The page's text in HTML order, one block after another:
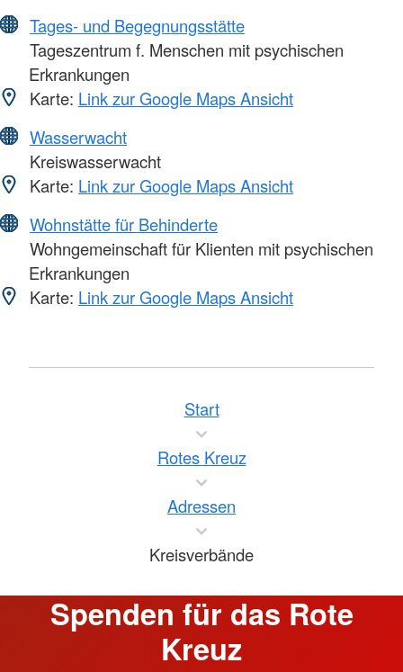
Tages- und Begegnungsstätte
Tageszentrum f. Menschen mit psychischen
Erkrankungen
Karte: Link zur Google Maps Ansicht
Wasserwacht
Kreiswasserwacht
Karte: Link zur Google Maps Ansicht
Wohnstätte für Behinderte
Wohngemeinschaft für Klienten mit psychischen
Erkrankungen
Karte: Link zur Google Maps Ansicht
Start
Rotes Kreuz
Adressen
Kreisverbände
Spenden für das Rote
Kreuz